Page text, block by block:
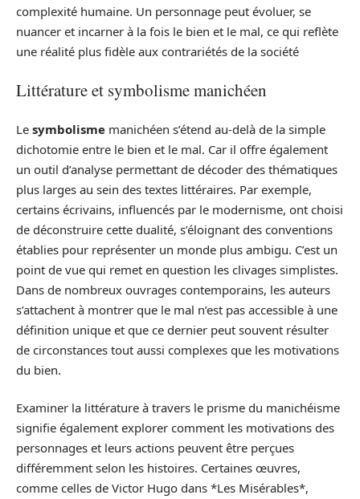
complexité humaine. Un personnage peut évoluer, se
nuancer et incarner à la fois le bien et le mal, ce qui reflète
une réalité plus fidèle aux contrariétés de la société
Littérature et symbolisme manichéen
Le symbolisme manichéen s’étend au-delà de la simple
dichotomie entre le bien et le mal. Car il offre également
un outil d’analyse permettant de décoder des thématiques
plus larges au sein des textes littéraires. Par exemple,
certains écrivains, influencés par le modernisme, ont choisi
de déconstruire cette dualité, s’éloignant des conventions
établies pour représenter un monde plus ambigu. C’est un
point de vue qui remet en question les clivages simplistes.
Dans de nombreux ouvrages contemporains, les auteurs
s’attachent à montrer que le mal n’est pas accessible à une
définition unique et que ce dernier peut souvent résulter
de circonstances tout aussi complexes que les motivations
du bien.
Examiner la littérature à travers le prisme du manichéisme
signifie également explorer comment les motivations des
personnages et leurs actions peuvent être perçues
différemment selon les histoires. Certaines œuvres,
comme celles de Victor Hugo dans *Les Misérables*,